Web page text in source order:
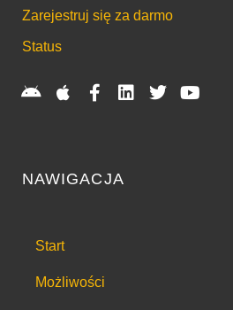
Zarejestruj się za darmo
Status
NAWIGACJA
Start
Możliwości